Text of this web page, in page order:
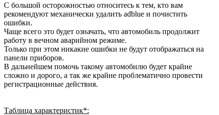
С большой осторожностью относитесь к тем, кто вам
рекомендуют механически удалить adblue и почистить
ошибки.
Чаще всего это будет означать, что автомобиль продолжит
работу в вечном аварийном режиме.
Только при этом никакие ошибки не будут отображаться на
панели приборов.
В дальнейшем помочь такому автомобилю будет крайне
сложно и дорого, а так же крайне проблематично провести
регистрационные действия.
Таблица характеристик*: